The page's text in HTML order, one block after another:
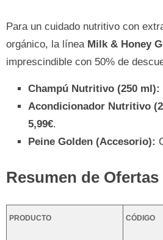
Para un cuidado nutritivo con
orgánico, la línea Milk & Honey
imprescindible con 50% de
Champú Nutritivo (250 ml):
Acondicionador Nutritivo
5,99€.
Peine Golden (Accesorio):
Resumen de
PRODUCTO CÓDIGO